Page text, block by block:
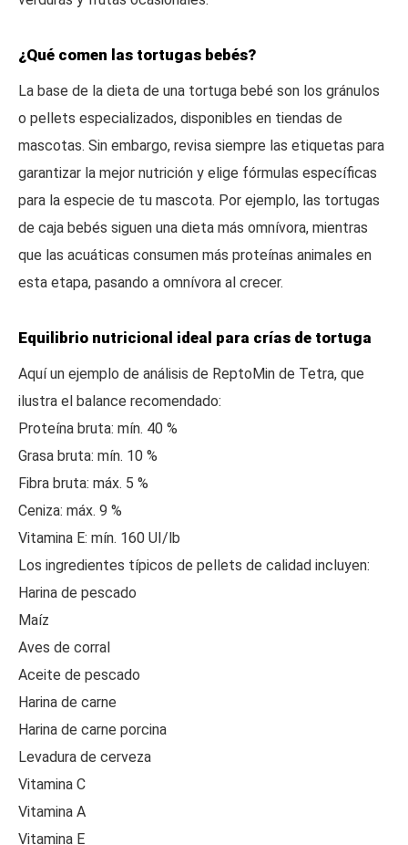
¿Qué comen las tortugas bebés?
La base de la dieta de una tortuga bebé son los gránulos
o pellets especializados, disponibles en tiendas de
mascotas. Sin embargo, revisa siempre las etiquetas para
garantizar la mejor nutrición y elige fórmulas específicas
para la especie de tu mascota. Por ejemplo, las tortugas
de caja bebés siguen una dieta más omnívora, mientras
que las acuáticas consumen más proteínas animales en
esta etapa, pasando a omnívora al crecer.
Equilibrio nutricional ideal para crías de tortuga
Aquí un ejemplo de análisis de ReptoMin de Tetra, que
ilustra el balance recomendado:
Proteína bruta: mín. 40 %
Grasa bruta: mín. 10 %
Fibra bruta: máx. 5 %
Ceniza: máx. 9 %
Vitamina E: mín. 160 UI/lb
Los ingredientes típicos de pellets de calidad incluyen:
Harina de pescado
Maíz
Aves de corral
Aceite de pescado
Harina de carne
Harina de carne porcina
Levadura de cerveza
Vitamina C
Vitamina A
Vitamina E